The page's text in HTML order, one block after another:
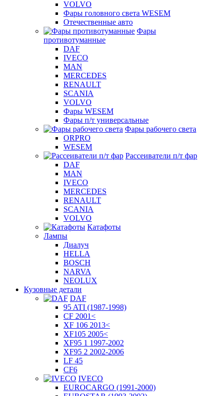
VOLVO
Фары головного света WESEM
Отечественные авто
Фары
противотуманные
DAF
IVECO
MAN
MERCEDES
RENAULT
SCANIA
VOLVO
Фары WESEM
Фары п/т универсальные
Фары рабочего света
ORPRO
WESEM
Рассеиватели п/т фар
DAF
MAN
IVECO
MERCEDES
RENAULT
SCANIA
VOLVO
Катафоты
Лампы
Диалуч
HELLA
BOSCH
NARVA
NEOLUX
Кузовные детали
DAF
95 ATI (1987-1998)
CF 2001<
XF 106 2013<
XF105 2005<
XF95 1 1997-2002
XF95 2 2002-2006
LF 45
CF6
IVECO
EUROCARGO (1991-2000)